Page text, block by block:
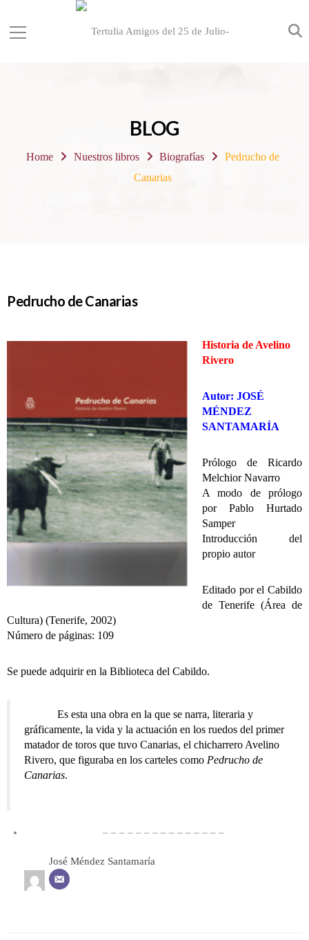
BLOG
Home Nuestros libros Biografías
Pedrucho de
Canarias
Pedrucho de Canarias
Historia de Avelino
Rivero
Autor: JOSÉ
MÉNDEZ
SANTAMARÍA
Prólogo de Ricardo
Melchior Navarro
A modo de prólogo
por Pablo Hurtado
Samper
Introducción del
propio autor
Editado por el Cabildo
de Tenerife (Área de
Cultura) (Tenerife, 2002)
Número de páginas: 109
Se puede adquirir en la Biblioteca del Cabildo.
Es esta una obra en la que se narra, literaria y
gráficamente, la vida y la actuación en los ruedos del primer
matador de toros que tuvo Canarias, el chicharrero Avelino
Rivero, que figuraba en los carteles como Pedrucho de
Canarias.
– – – – – – – – – – – – – – –
José Méndez Santamaría